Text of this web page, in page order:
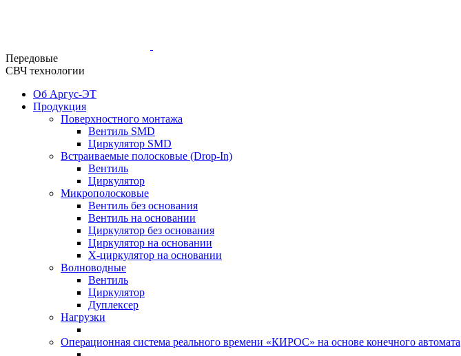
Передовые
СВЧ технологии
Об Аргус-ЭТ
Продукция
Поверхностного монтажа
Вентиль SMD
Циркулятор SMD
Встраиваемые полосковые (Drop-In)
Вентиль
Циркулятор
Микрополосковые
Вентиль без основания
Вентиль на основании
Циркулятор без основания
Циркулятор на основании
Х-циркулятор на основании
Волноводные
Вентиль
Циркулятор
Дуплексер
Нагрузки
Операционная система реального времени «КИРОС» на основе конечного автомата